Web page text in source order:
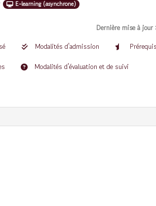
E-learning (asynchrone)
Dernière mise à jour
Modalités d'admission Prérequis
Modalités d'évaluation et de suivi